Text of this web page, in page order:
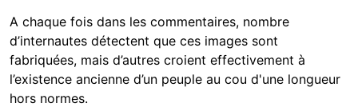
A chaque fois dans les commentaires, nombre
d’internautes détectent que ces images sont
fabriquées, mais d’autres croient effectivement à
l’existence ancienne d’un peuple au cou d'une longueur
hors normes.